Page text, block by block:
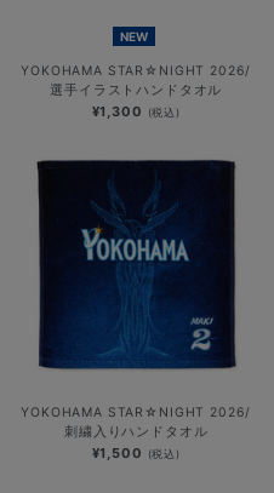
NEW
YOKOHAMA STAR☆NIGHT 2026/
選手イラストハンドタオル
¥1,300 (税込)
YOKOHAMA STAR☆NIGHT 2026/
刺繍入りハンドタオル
¥1,500 (税込)